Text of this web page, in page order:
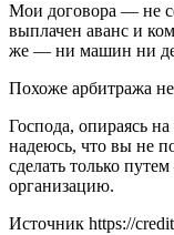
Мои договора — не
выплачен аванс и
же — ни машин ни
Похоже арбитража
Господа, опираясь
надеюсь, что вы не
сделать только
организацию.
Источник https://